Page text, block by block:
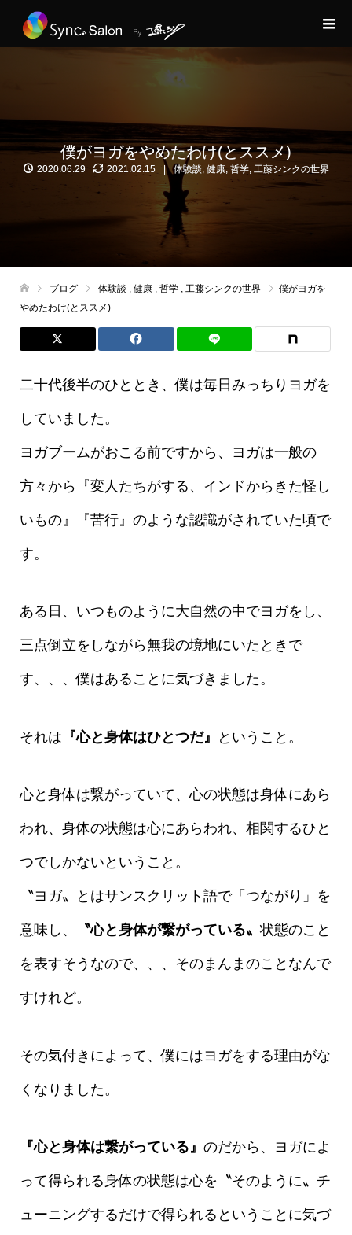
僕がヨガをやめたわけ(とススメ)
2020.06.29 2021.02.15 体験談, 健康, 哲学, 工藤シンクの世界
ブログ 体験談 健康 哲学 工藤シンクの世界
僕がヨガを
やめたわけ(とススメ)
二十代後半のひととき、僕は毎日みっちりヨガを
していました。
ヨガブームがおこる前ですから、ヨガは一般の
方々から『変人たちがする、インドからきた怪し
いもの』『苦行』のような認識がされていた頃で
す。
ある日、いつものように大自然の中でヨガをし、
三点倒立をしながら無我の境地にいたときで
す、、、僕はあることに気づきました。
それは 『心と身体はひとつだ』 ということ。
心と身体は繋がっていて、心の状態は身体にあら
われ、身体の状態は心にあらわれ、相関するひと
つでしかないということ。
〝ヨガ〟とはサンスクリット語で「つながり」を
意味し、 〝心と身体が繋がっている〟 状態のこと
を表すそうなので、、、そのまんまのことなんで
すけれど。
その気付きによって、僕にはヨガをする理由がな
くなりました。
『心と身体は繋がっている』 のだから、ヨガによ
って得られる身体の状態は心を〝そのように〟チ
ューニングするだけで得られるということに気づ